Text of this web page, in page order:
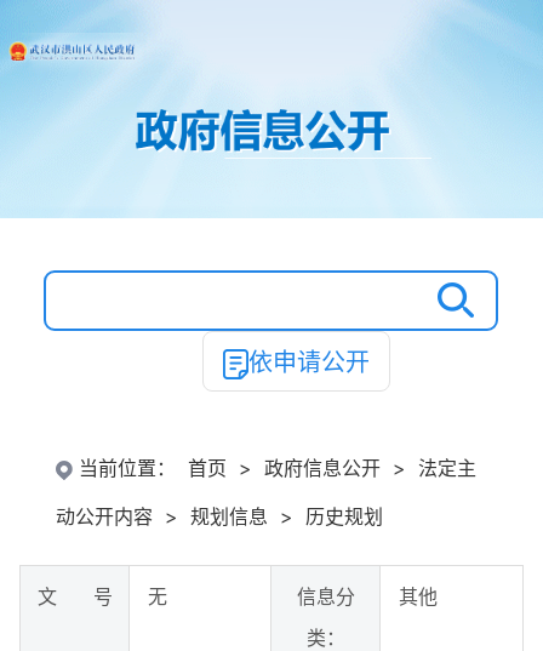
依申请公开
当前位置： 首页 > 政府信息公开 >
法定主
动公开内容 > 规划信息 > 历史规划
文 号 无
信息分
类：
其他